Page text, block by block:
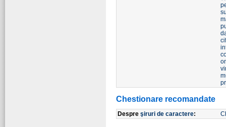
Chestionare recomandate
Despre şiruri de caractere: